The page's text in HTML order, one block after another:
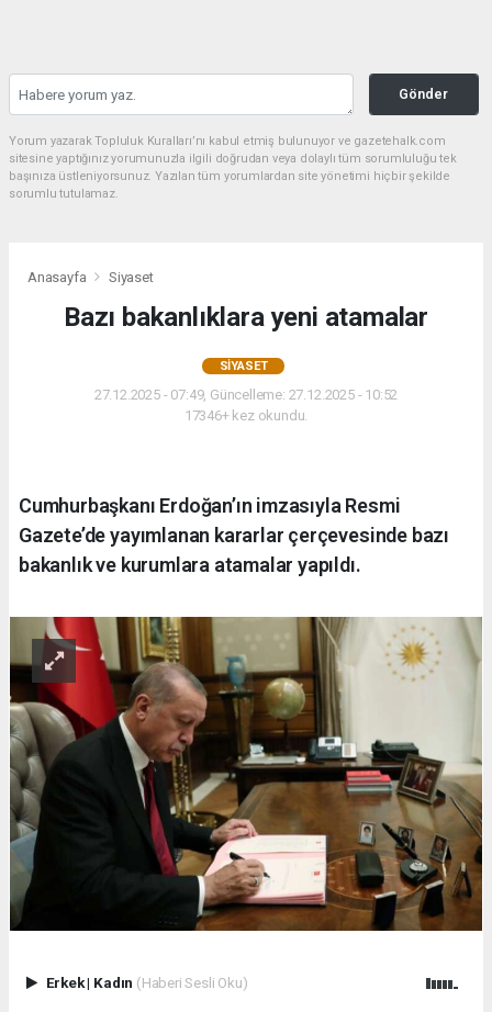
Gönder
Yorum yazarak Topluluk Kuralları’nı kabul etmiş bulunuyor ve gazetehalk.com
sitesine yaptığınız yorumunuzla ilgili doğrudan veya dolaylı tüm sorumluluğu tek
başınıza üstleniyorsunuz. Yazılan tüm yorumlardan site yönetimi hiçbir şekilde
sorumlu tutulamaz.
Anasayfa Siyaset
Bazı bakanlıklara yeni atamalar
SIYASET
27.12.2025 - 07:49, Güncelleme: 27.12.2025 - 10:52
17346+ kez okundu.
Cumhurbaşkanı Erdoğan’ın imzasıyla Resmi
Gazete’de yayımlanan kararlar çerçevesinde bazı
bakanlık ve kurumlara atamalar yapıldı.
Erkek| Kadın (Haberi Sesli Oku)